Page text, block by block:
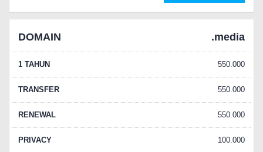
DOMAIN .media
1 TAHUN 550.000
TRANSFER 550.000
RENEWAL 550.000
PRIVACY 100.000